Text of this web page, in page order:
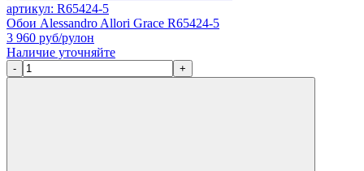
артикул: R65424-5
Обои Alessandro Allori Grace R65424-5
3 960 руб/рулон
Наличие уточняйте
- +